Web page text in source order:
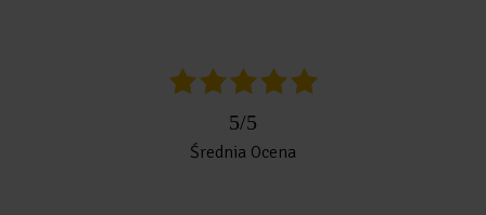
5/5
Średnia Ocena